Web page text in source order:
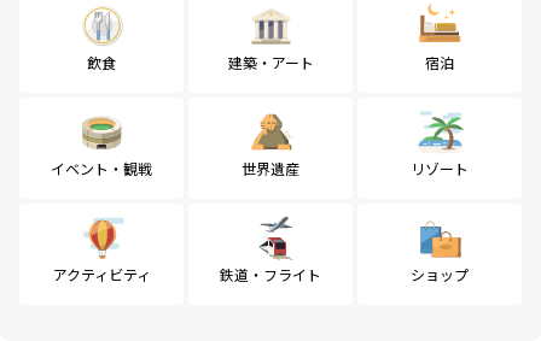
飲食 建築・アート 宿泊
イベント・観戦 世界遺産 リゾート
アクティビティ 鉄道・フライト ショップ